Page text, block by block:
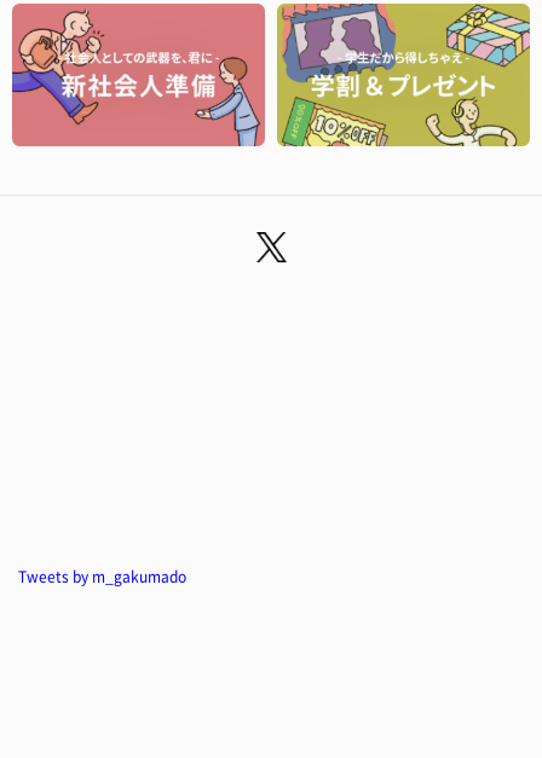
Tweets by m_gakumado